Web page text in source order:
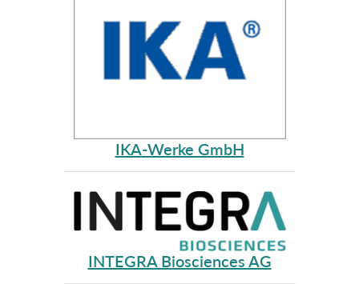
IKA-Werke GmbH
INTEGRA Biosciences AG